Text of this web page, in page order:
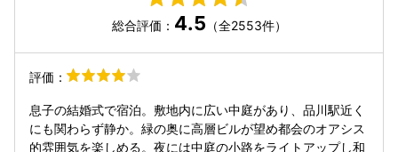
総合評価： 4.5 （全2553件）
評価：
息子の結婚式で宿泊。敷地内に広い中庭があり、品川駅近く
にも関わらず静か。緑の奥に高層ビルが望め都会のオアシス
的雰囲気を楽しめる。夜には中庭の小路をライトアップし和